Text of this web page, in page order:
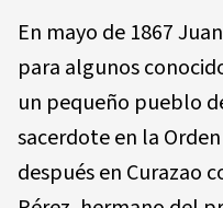
En mayo de 1867
para algunos
un pequeño pueblo
sacerdote en la
después en Curazao